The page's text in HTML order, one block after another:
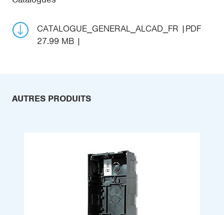
CATALOGUE_GENERAL_ALCAD_FR
PDF
27.99 MB
AUTRES PRODUITS